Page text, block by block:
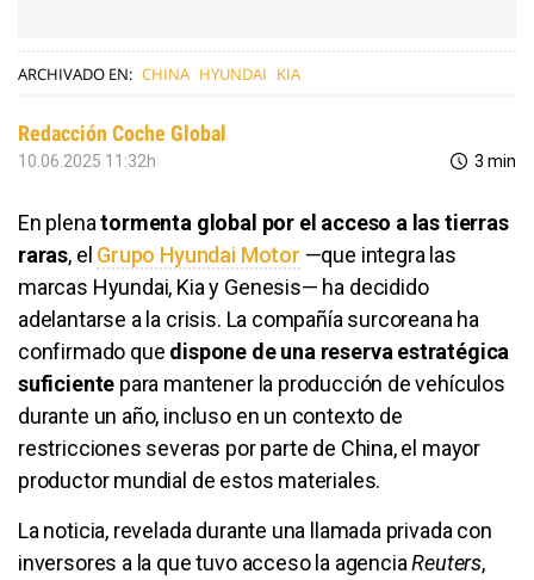
ARCHIVADO EN: CHINA HYUNDAI KIA
Redacción Coche Global
10.06.2025 11:32h 3 min
En plenatormenta global por el acceso a las tierras
raras, el Grupo Hyundai Motor —que integra las
marcas Hyundai, Kia y Genesis— ha decidido
adelantarse a la crisis. La compañía surcoreana ha
confirmado que dispone de una reserva estratégica
suficiente para mantener la producción de vehículos
durante un año, incluso en un contexto de
restricciones severas por parte de China, el mayor
productor mundial de estos materiales.
La noticia, revelada durante una llamada privada con
inversores a la que tuvo acceso la agenciaReuters,